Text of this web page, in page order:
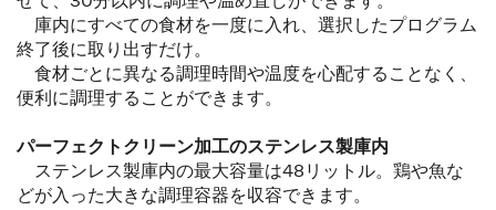
庫内にすべての食材を一度に入れ、選択したプログラム
終了後に取り出すだけ。
食材ごとに異なる調理時間や温度を心配することなく、
便利に調理することができます。
パーフェクトクリーン加工のステンレス製庫内
ステンレス製庫内の最大容量は48リットル。鶏や魚な
どが入った大きな調理容器を収容できます。